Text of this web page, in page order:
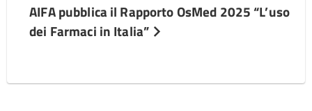
AIFA pubblica il Rapporto OsMed 2025 “L’uso
dei Farmaci in Italia”